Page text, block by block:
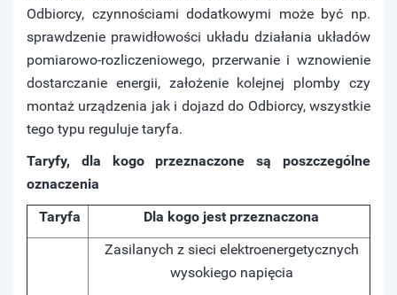
Odbiorcy, czynnościami dodatkowymi może być np.
sprawdzenie prawidłowości układu działania układów
pomiarowo-rozliczeniowego, przerwanie i wznowienie
dostarczanie energii, założenie kolejnej plomby czy
montaż urządzenia jak i dojazd do Odbiorcy, wszystkie
tego typu reguluje taryfa.
Taryfy, dla kogo przeznaczone są poszczególne
oznaczenia
Taryfa
Dla kogo jest przeznaczona
Zasilanych z sieci elektroenergetycznych
wysokiego napięcia